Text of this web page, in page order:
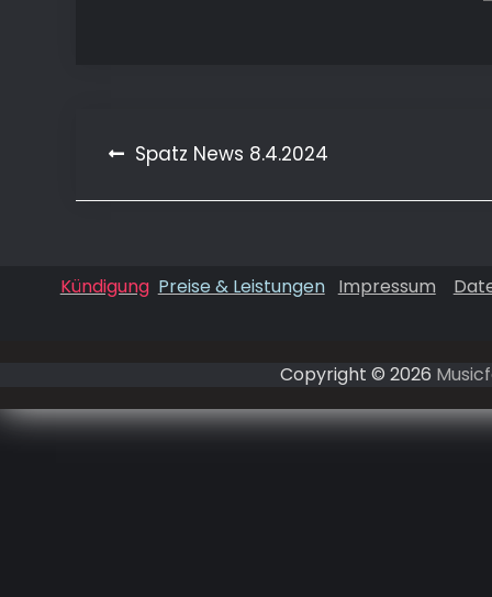
Beitragsnavigation
Spatz News 8.4.2024
Kündigung Preise & Leistungen Impressum
Copyright © 2026